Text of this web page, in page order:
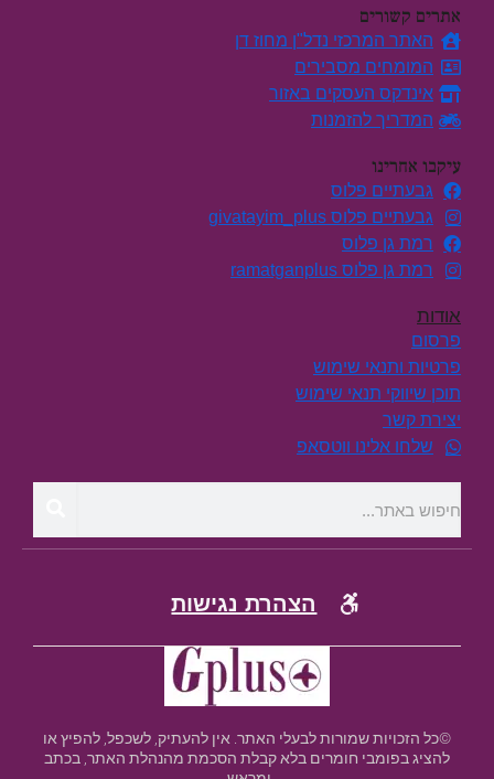
אתרים קשורים
האתר המרכזי נדל"ן מחוז דן
המומחים מסבירים
אינדקס העסקים באזור
המדריך להזמנות
עיקבו אחרינו
גבעתיים פלוס
גבעתיים פלוס givatayim_plus
רמת גן פלוס
רמת גן פלוס ramatganplus
אודות
פרסום
פרטיות ותנאי שימוש
תוכן שיווקי תנאי שימוש
יצירת קשר
שלחו אלינו ווטסאפ
הצהרת נגישות
©כל הזכויות שמורות לבעלי האתר. אין להעתיק, לשכפל, להפיץ או
להציג בפומבי חומרים בלא קבלת הסכמת מהנהלת האתר, בכתב